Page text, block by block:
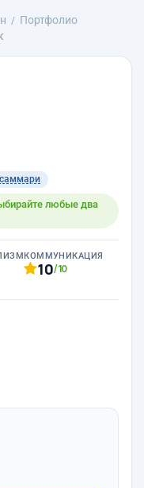
Портфолио
любые два
КОММУНИКАЦИЯ
10/10